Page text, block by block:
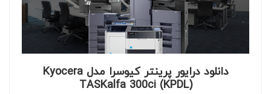
دانلود درایور پرینتر کیوسرا مدل Kyocera
TASKalfa 300ci (KPDL)